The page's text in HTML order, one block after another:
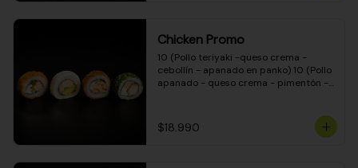
teriyaki - queso crema - cebollín -
envuelto en masa tempura) 10
(Pimentón - queso crema - cebollín -
envuelto en masa tempura)
Chicken Promo
10 (Pollo teriyaki -queso crema -
cebollín - apanado en panko) 10 (Pollo
apanado - queso crema - pimentón -
ciboulette) 10 (Pollo teriyaki - palta -
envuelto en queso crema)
$18.990